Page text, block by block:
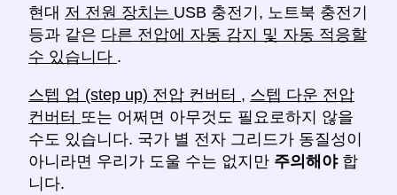
현대 저 전원 장치는 USB 충전기, 노트북 충전기
등과 같은 다른 전압에 자동 감지 및 자동 적응할
수 있습니다 .
스텝 업 (step up) 전압 컨버터 , 스텝 다운 전압
컨버터 또는 어쩌면 아무것도 필요로하지 않을
수도 있습니다. 국가 별 전자 그리드가 동질성이
아니라면 우리가 도울 수는 없지만 주의해야 합
니다.